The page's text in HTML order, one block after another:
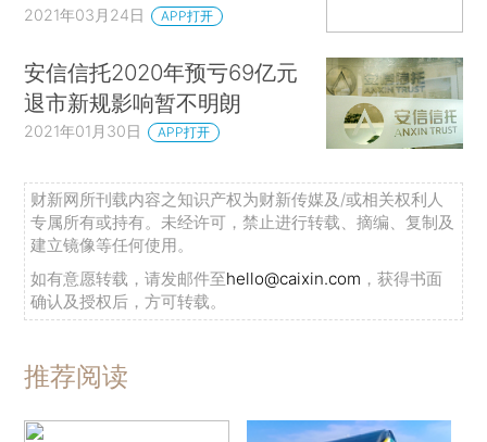
2021年03月24日 APP打开
安信信托2020年预亏69亿元
退市新规影响暂不明朗
2021年01月30日 APP打开
财新网所刊载内容之知识产权为财新传媒及/或相关权利人
专属所有或持有。未经许可，禁止进行转载、摘编、复制及
建立镜像等任何使用。
如有意愿转载，请发邮件至hello@caixin.com ，获得书面
确认及授权后，方可转载。
推荐阅读